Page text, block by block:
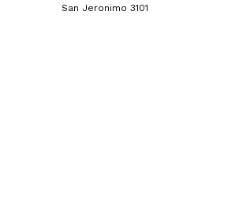
San Jeronimo 3101